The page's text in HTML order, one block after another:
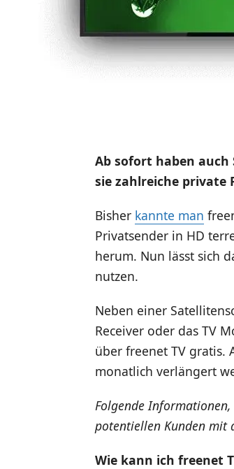
Ab sofort haben auch
sie zahlreiche private
Bisher kannte man
Privatsender in HD
herum. Nun lässt sich
nutzen.
Neben einer
Receiver oder das TV
über freenet TV gratis.
monatlich verlängert
Folgende
potentiellen Kunden mit
Wie kann ich freenet